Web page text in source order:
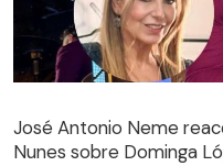
José Antonio Neme
Nunes sobre Dominga